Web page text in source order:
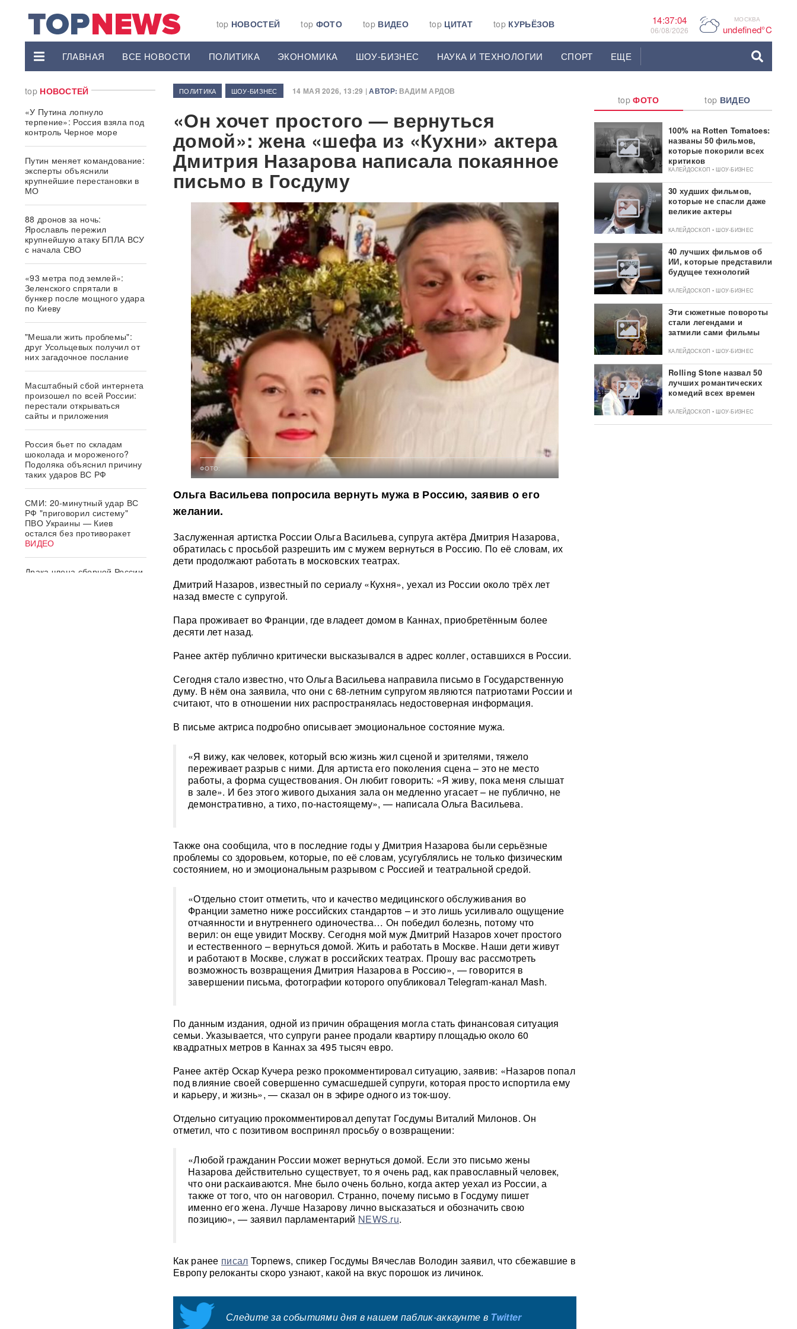
top НОВОСТЕЙ top ФОТО top ВИДЕО top ЦИТАТ top КУРЬЁЗОВ 14:37:05
06/08/2026 P МОСКВА
undefined°C
ГЛАВНАЯ ВСЕ НОВОСТИ ПОЛИТИКА ЭКОНОМИКА ШОУ-БИЗНЕС НАУКА И ТЕХНОЛОГИИ СПОРТ ЕЩЕ
top НОВОСТЕЙ
«У Путина лопнуло
терпение»: Россия взяла под
контроль Черное море
Путин меняет командование:
эксперты объяснили
крупнейшие перестановки в
МО
88 дронов за ночь:
Ярославль пережил
крупнейшую атаку БПЛА ВСУ
с начала СВО
«93 метра под землей»:
Зеленского спрятали в
бункер после мощного удара
по Киеву
"Мешали жить проблемы":
друг Усольцевых получил от
них загадочное послание
Масштабный сбой интернета
произошел по всей России:
перестали открываться
сайты и приложения
Россия бьет по складам
шоколада и мороженого?
Подоляка объяснил причину
таких ударов ВС РФ
СМИ: 20-минутный удар ВС
РФ "приговорил систему"
ПВО Украины — Киев
остался без противоракет
ВИДЕО
Драка члена сборной России
ПОЛИТИКА ШОУ-БИЗНЕС 14 МАЯ 2026, 13:29 |АВТОР: ВАДИМ АРДОВ
«Он хочет простого — вернуться
домой»: жена «шефа из «Кухни» актера
Дмитрия Назарова написала покаянное
письмо в Госдуму
ФОТО:
Ольга Васильева попросила вернуть мужа в Россию, заявив о его
желании.
Заслуженная артистка России Ольга Васильева, супруга актёра Дмитрия Назарова,
обратилась с просьбой разрешить им с мужем вернуться в Россию. По её словам, их
дети продолжают работать в московских театрах.
Дмитрий Назаров, известный по сериалу «Кухня», уехал из России около трёх лет
назад вместе с супругой.
Пара проживает во Франции, где владеет домом в Каннах, приобретённым более
десяти лет назад.
Ранее актёр публично критически высказывался в адрес коллег, оставшихся в России.
Сегодня стало известно, что Ольга Васильева направила письмо в Государственную
думу. В нём она заявила, что они с 68-летним супругом являются патриотами России и
считают, что в отношении них распространялась недостоверная информация.
В письме актриса подробно описывает эмоциональное состояние мужа.
«Я вижу, как человек, который всю жизнь жил сценой и зрителями, тяжело
переживает разрыв с ними. Для артиста его поколения сцена – это не место
работы, а форма существования. Он любит говорить: «Я живу, пока меня слышат
в зале». И без этого живого дыхания зала он медленно угасает – не публично, не
демонстративно, а тихо, по-настоящему», — написала Ольга Васильева.
Также она сообщила, что в последние годы у Дмитрия Назарова были серьёзные
проблемы со здоровьем, которые, по её словам, усугублялись не только физическим
состоянием, но и эмоциональным разрывом с Россией и театральной средой.
«Отдельно стоит отметить, что и качество медицинского обслуживания во
Франции заметно ниже российских стандартов – и это лишь усиливало ощущение
отчаянности и внутреннего одиночества… Он победил болезнь, потому что
верил: он еще увидит Москву. Сегодня мой муж Дмитрий Назаров хочет простого
и естественного – вернуться домой. Жить и работать в Москве. Наши дети живут
и работают в Москве, служат в российских театрах. Прошу вас рассмотреть
возможность возвращения Дмитрия Назарова в Россию», — говорится в
завершении письма, фотографии которого опубликовал Telegram-канал Mash.
По данным издания, одной из причин обращения могла стать финансовая ситуация
семьи. Указывается, что супруги ранее продали квартиру площадью около 60
квадратных метров в Каннах за 495 тысяч евро.
Ранее актёр Оскар Кучера резко прокомментировал ситуацию, заявив: «Назаров попал
под влияние своей совершенно сумасшедшей супруги, которая просто испортила ему
и карьеру, и жизнь», — сказал он в эфире одного из ток-шоу.
Отдельно ситуацию прокомментировал депутат Госдумы Виталий Милонов. Он
отметил, что с позитивом воспринял просьбу о возвращении:
«Любой гражданин России может вернуться домой. Если это письмо жены
Назарова действительно существует, то я очень рад, как православный человек,
что они раскаиваются. Мне было очень больно, когда актер уехал из России, а
также от того, что он наговорил. Странно, почему письмо в Госдуму пишет
именно его жена. Лучше Назарову лично высказаться и обозначить свою
позицию», — заявил парламентарий NEWS.ru.
Как ранее писал Topnews, спикер Госдумы Вячеслав Володин заявил, что сбежавшие в
Европу релоканты скоро узнают, какой на вкус порошок из личинок.
Следите за событиями дня в нашем паблик-аккаунте в Twitter
topФОТО top ВИДЕО
100% на Rotten Tomatoes:
названы 50 фильмов,
которые покорили всех
критиков
КАЛЕЙДОСКОП • ШОУ-БИЗНЕС
30 худших фильмов,
которые не спасли даже
великие актеры
КАЛЕЙДОСКОП • ШОУ-БИЗНЕС
40 лучших фильмов об
ИИ, которые представили
будущее технологий
КАЛЕЙДОСКОП • ШОУ-БИЗНЕС
Эти сюжетные повороты
стали легендами и
затмили сами фильмы
КАЛЕЙДОСКОП • ШОУ-БИЗНЕС
Rolling Stone назвал 50
лучших романтических
комедий всех времен
КАЛЕЙДОСКОП • ШОУ-БИЗНЕС